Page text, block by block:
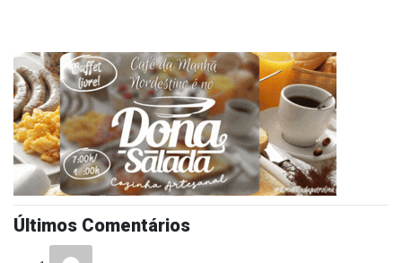
Últimos Comentários